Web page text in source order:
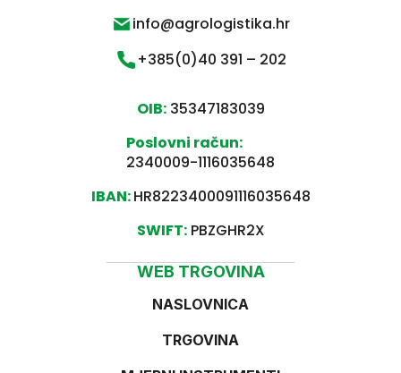
info@agrologistika.hr
+385(0)40 391 – 202
OIB:35347183039
Poslovni račun:
2340009-1116035648
IBAN:HR8223400091116035648
SWIFT:PBZGHR2X
WEB TRGOVINA
NASLOVNICA
TRGOVINA